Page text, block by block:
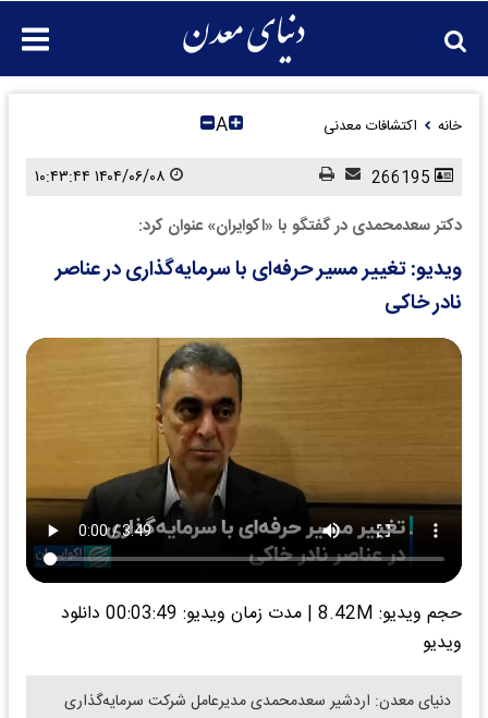
خانه اکتشافات معدنی A
دکتر سعدمحمدی در گفتگو با «اکوایران» عنوان کرد:
ویدیو: تغییر مسیر حرفه‌ای با سرمایه‌گذاری در عناصر
نادر خاکی
حجم ویدیو: 8.42M | مدت زمان ویدیو: 00:03:49
دانلود
ویدیو
دنیای معدن: اردشیر سعدمحمدی مدیرعامل شرکت سرمایه‌گذاری